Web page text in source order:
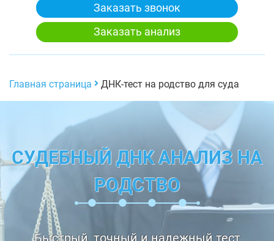
Заказать звонок
Заказать анализ
Главная страница ДНК-тест на родство для суда
СУДЕБНЫЙ ДНК АНАЛИЗ НА
РОДСТВО
Быстрый, точный и надежный тест